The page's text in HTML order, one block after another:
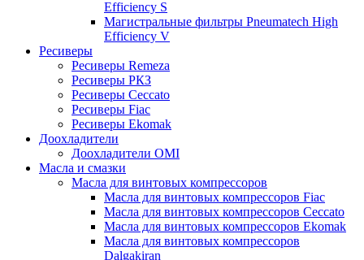
Efficiency S
Магистральные фильтры Pneumatech High
Efficiency V
Ресиверы
Ресиверы Remeza
Ресиверы РКЗ
Ресиверы Ceccato
Ресиверы Fiac
Ресиверы Ekomak
Доохладители
Доохладители OMI
Масла и смазки
Масла для винтовых компрессоров
Масла для винтовых компрессоров Fiac
Масла для винтовых компрессоров Ceccato
Масла для винтовых компрессоров Ekomak
Масла для винтовых компрессоров
Dalgakiran